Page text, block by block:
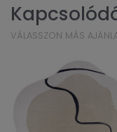
VÁLASSZON MÁS